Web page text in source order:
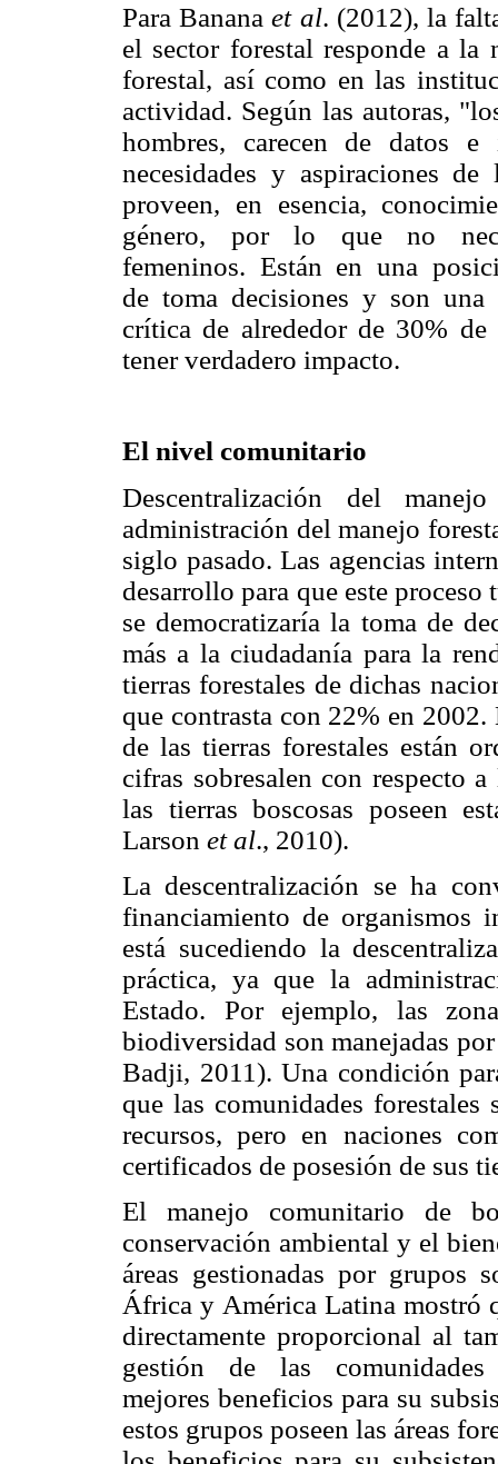
Para Bananaet al. (2012), la
el sector forestal responde a la
forestal, así como en las
actividad. Según las autoras,
hombres, carecen de datos
necesidades y aspiraciones
proveen, en esencia,
género, por lo que no
femeninos. Están en una
de toma decisiones y son una
crítica de alrededor de 30%
tener verdadero impacto.
El nivel comunitario
Descentralización del
administración del manejo
siglo pasado. Las agencias
desarrollo para que este
se democratizaría la toma de
más a la ciudadanía para la
tierras forestales de dichas
que contrasta con 22% en
de las tierras forestales están
cifras sobresalen con respecto
las tierras boscosas poseen
Larson et al., 2010).
La descentralización se ha
financiamiento de organismos
está sucediendo la
práctica, ya que la
Estado. Por ejemplo, las
biodiversidad son manejadas
Badji, 2011). Una condición
que las comunidades forestales
recursos, pero en naciones
certificados de posesión de sus
El manejo comunitario de
conservación ambiental y el
áreas gestionadas por grupos
África y América Latina mostró
directamente proporcional al
gestión de las
mejores beneficios para su
estos grupos poseen las áreas